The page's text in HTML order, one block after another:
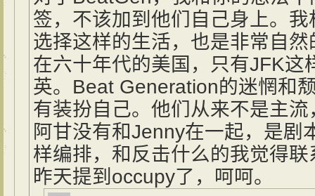
签，不该加到他们自己身上。
选择这样的生活，也是非常自
在六十年代的美国，只有JFK这
英。Beat Generation的迷惘和
有装扮自己。他们从来不是主
阿甘没有和Jenny在一起，是剧
样编排，和反击什么的我觉得
昨天提到occupy了，呵呵。